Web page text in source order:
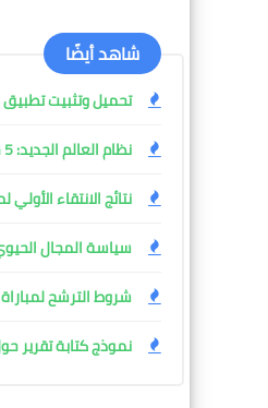
شاهد أيضًا
تحميل وتثبيت تطبيق TGR النسخة القديمة – الدليل الشامل مع المميزات وطريقة التثبيت خطوة بخطوة
نظام العالم الجديد: 5 حقائق مذهلة عن الأمم المتحدة والحرب التي شكلتها
نتائج الانتقاء الأولي لمباراة
سياسة المجال
شروط الترشح
نموذج كتابة تقرير